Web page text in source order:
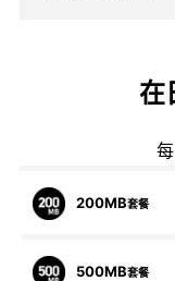
在
200MB套餐
500MB套餐